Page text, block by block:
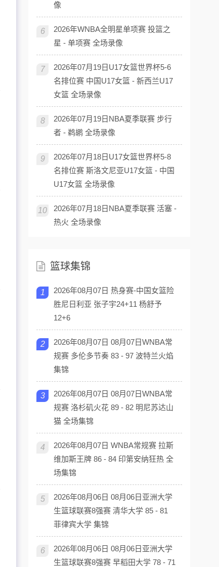
像
6
2026年WNBA全明星单项赛 投篮之
星 - 单项赛 全场录像
7
2026年07月19日U17女篮世界杯5-6
名排位赛 中国U17女篮 - 新西兰U17
女篮 全场录像
8
2026年07月19日NBA夏季联赛 步行
者 - 鹈鹕 全场录像
9
2026年07月18日U17女篮世界杯5-8
名排位赛 斯洛文尼亚U17女篮 - 中国
U17女篮 全场录像
10
2026年07月18日NBA夏季联赛 活塞 -
热火 全场录像
篮球集锦
1
2026年08月07日 热身赛-中国女篮险
胜尼日利亚 张子宇24+11 杨舒予
12+6
2
2026年08月07日 08月07日WNBA常
规赛 多伦多节奏 83 - 97 波特兰火焰
集锦
3
2026年08月07日 08月07日WNBA常
规赛 洛杉矶火花 89 - 82 明尼苏达山
猫 全场集锦
4
2026年08月07日 WNBA常规赛 拉斯
维加斯王牌 86 - 84 印第安纳狂热 全
场集锦
5
2026年08月06日 08月06日亚洲大学
生篮球联赛8强赛 清华大学 85 - 81
菲律宾大学 集锦
6
2026年08月06日 08月06日亚洲大学
生篮球联赛8强赛 早稻田大学 78 - 71